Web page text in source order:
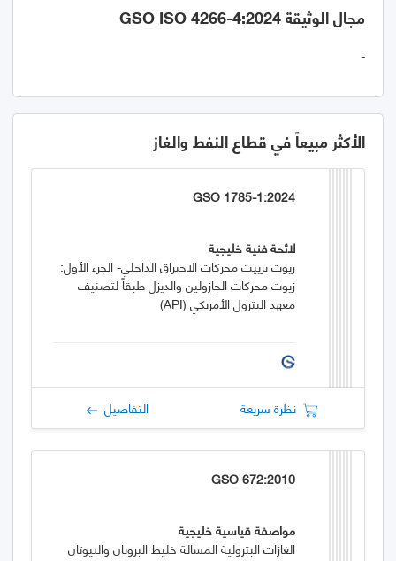
مجال الوثيقة GSO ISO 4266-4:2024
-
الأكثر مبيعاً في قطاع النفط والغاز
GSO 1785-1:2024
لائحة فنية خليجية
زيوت تزييت محركات الاحتراق الداخلي- الجزء الأول:
زيوت محركات الجازولين والديزل طبقاً لتصنيف
معهد البترول الأمريكي (API)
نظرة سريعة التفاصيل
GSO 672:2010
مواصفة قياسية خليجية
الغازات البترولية المسالة خليط البروبان والبيوتان